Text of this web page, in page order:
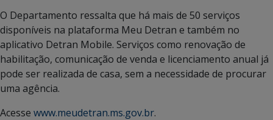
O Departamento ressalta que há mais de 50 serviços
disponíveis na plataforma Meu Detran e também no
aplicativo Detran Mobile. Serviços como renovação de
habilitação, comunicação de venda e licenciamento anual já
pode ser realizada de casa, sem a necessidade de procurar
uma agência.
Acesse www.meudetran.ms.gov.br.